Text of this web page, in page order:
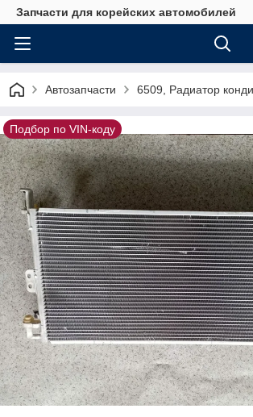
Запчасти для корейских автомобилей
Автозапчасти 6509, Радиатор
Подбор по VIN-коду